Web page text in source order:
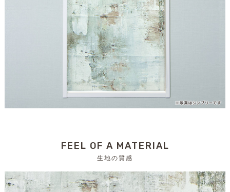
FEEL OF A MATERIAL
生地の質感